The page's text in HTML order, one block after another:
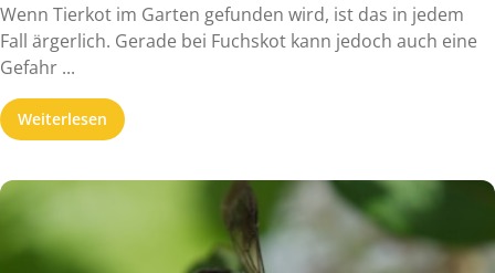
Wenn Tierkot im Garten gefunden wird, ist das in jedem
Fall ärgerlich. Gerade bei Fuchskot kann jedoch auch eine
Gefahr ...
Weiterlesen